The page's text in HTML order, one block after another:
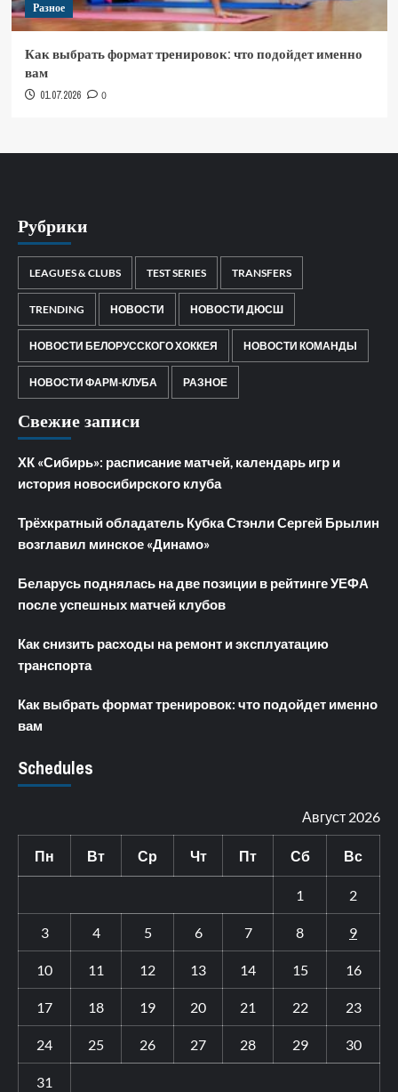
Разное
Как выбрать формат тренировок: что подойдет именно
вам
01.07.2026 0
Рубрики
LEAGUES & CLUBS TEST SERIES TRANSFERS
TRENDING НОВОСТИ НОВОСТИ ДЮСШ
НОВОСТИ БЕЛОРУССКОГО ХОККЕЯ НОВОСТИ КОМАНДЫ
НОВОСТИ ФАРМ-КЛУБА РАЗНОЕ
Свежие записи
ХК «Сибирь»: расписание матчей, календарь игр и
история новосибирского клуба
Трёхкратный обладатель Кубка Стэнли Сергей Брылин
возглавил минское «Динамо»
Беларусь поднялась на две позиции в рейтинге УЕФА
после успешных матчей клубов
Как снизить расходы на ремонт и эксплуатацию
транспорта
Как выбрать формат тренировок: что подойдет именно
вам
Schedules
Август 2026
Пн Вт Ср Чт Пт Сб Вс
1 2
3 4 5 6 7 8 9
10 11 12 13 14 15 16
17 18 19 20 21 22 23
24 25 26 27 28 29 30
31